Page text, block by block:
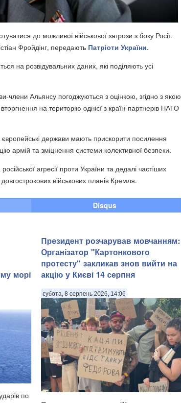
до можливої військової загрози з боку Росії.
Фройдінг, передають Патріоти України.
на розвідувальних даних, які поділяють усі
члени Альянсу погоджуються з оцінкою, згідно з якою
на територію однієї з країн-партнерів НАТО
держави мають прискорити посилення
армій та зміцнення системи колективної безпеки.
агресії проти України та дедалі частіших
військових планів Кремля.
Disqus
морі
по
Президент розчарував мовчанням:
Організатор "Картонкового
протесту" закликав знов вийти на
акцію у Києві 14 серпня
субота, 8 серпень 2026, 14:06